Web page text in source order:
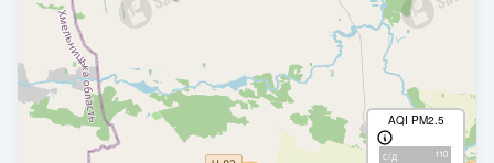
AQI PM2.5
с/д 110